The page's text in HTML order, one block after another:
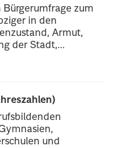
Bürgerumfrage zum
in den
Armut,
der Stadt,...
und